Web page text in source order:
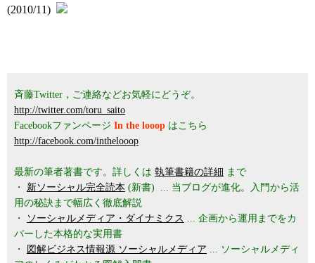
(2010/11)
斉藤Twitter，ご連絡などお気軽にどうぞ。
http://twitter.com/toru_saito
Facebookファンページ In the looop はこちら
http://facebook.com/inthelooop
最新の筆者著書です。詳しくは 執筆書籍の詳細 まで
・ 新ソーシャル完全読本 (新書) ... 当ブログが進化。入門から活
用の秘訣まで幅広く徹底解説
・
ソーシャルメディア・ダイナミクス ... 企画から運用までをカ
バーした本格的な実用書
・
図解ビジネス情報源 ソーシャルメディア ... ソーシャルメディ